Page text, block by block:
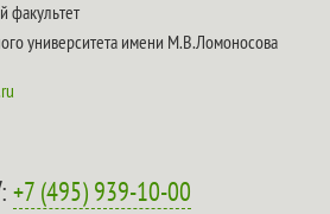
факультет
университета имени М.В.Ломоносова
:+7 (495) 939-10-00